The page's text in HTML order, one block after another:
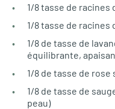
1/8 tasse de racines
1/8 tasse de
1/8 de tasse de
équilibrante,
1/8 de tasse de
1/8 de tasse de
peau)